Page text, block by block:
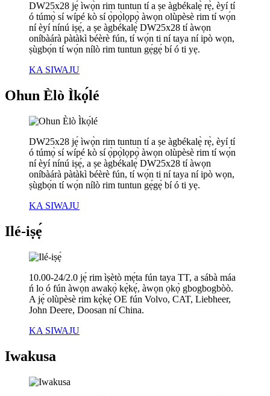
DW25x28 jẹ́ ìwọ̀n rim tuntun tí a ṣe àgbékalẹ̀ rẹ̀, èyí tí
ó túmọ̀ sí wípé kò sí ọ̀pọ̀lọpọ̀ àwọn olùpèsè rim tí wọ́n
ní èyí nínú iṣẹ́, a ṣe àgbékalẹ̀ DW25x28 tí àwọn
oníbàárà pàtàkì béèrè fún, tí wọ́n ti ní taya ní ipò wọn,
ṣùgbọ́n tí wọ́n nílò rim tuntun gẹ́gẹ́ bí ó ti yẹ.
KA SIWAJU
Ohun Èlò Ìkọ́lé
DW25x28 jẹ́ ìwọ̀n rim tuntun tí a ṣe àgbékalẹ̀ rẹ̀, èyí tí
ó túmọ̀ sí wípé kò sí ọ̀pọ̀lọpọ̀ àwọn olùpèsè rim tí wọ́n
ní èyí nínú iṣẹ́, a ṣe àgbékalẹ̀ DW25x28 tí àwọn
oníbàárà pàtàkì béèrè fún, tí wọ́n ti ní taya ní ipò wọn,
ṣùgbọ́n tí wọ́n nílò rim tuntun gẹ́gẹ́ bí ó ti yẹ.
KA SIWAJU
Ilé-iṣẹ́
10.00-24/2.0 jẹ́ rim ìṣètò mẹ́ta fún taya TT, a sábà máa
ń lo ó fún àwọn awakọ̀ kẹ̀kẹ́, àwọn ọkọ̀ gbogbogbòò.
A jẹ́ olùpèsè rim kẹ̀kẹ́ OE fún Volvo, CAT, Liebheer,
John Deere, Doosan ní China.
KA SIWAJU
Iwakusa